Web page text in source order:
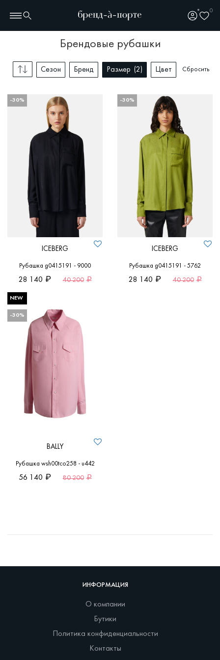
0
брендовые рубашки
Сезон Бренд Размер 2 Цвет Сбросить
-30%
ICEBERG
Рубашка g0415191 - 9000
28 140 40 200
-30%
ICEBERG
Рубашка g0415191 - 5762
28 140 40 200
NEW
-30%
BALLY
Рубашка wsh00tco258 - u442
56 140 80 200
ИНФОРМАЦИЯ
О компании
Бутики
Политика конфиденциальности
Контакты